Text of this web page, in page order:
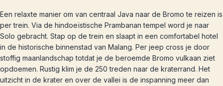
Een relaxte manier om van centraal Java naar de Bromo te reizen is
per trein. Via de hindoeïstische Prambanan tempel word je naar
Solo gebracht. Stap op de trein en slaapt in een comfortabel hotel
in de historische binnenstad van Malang. Per jeep cross je door
stoffig maanlandschap totdat je de beroemde Bromo vulkaan ziet
opdoemen. Rustig klim je de 250 treden naar de kraterrand. Het
uitzicht in de krater en over de vallei is de inspanning meer dan